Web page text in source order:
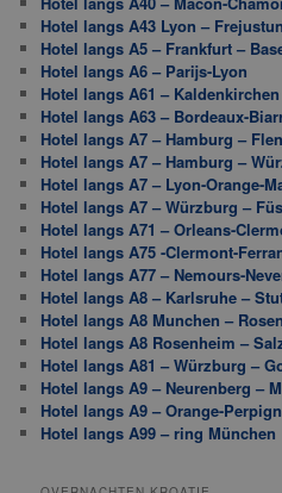
Hotel langs A43 Lyon –
Hotel langs A5 – Frankfurt –
Hotel langs A6 – Parijs-Lyon
Hotel langs A61 –
Hotel langs A63 – Bordeaux-
Hotel langs A7 – Hamburg –
Hotel langs A7 – Hamburg –
Hotel langs A7 – Lyon-Orange-
Hotel langs A7 – Würzburg –
Hotel langs A71 – Orleans-
Hotel langs A75 -Clermont-
Hotel langs A77 – Nemours-
Hotel langs A8 – Karlsruhe –
Hotel langs A8 Munchen –
Hotel langs A8 Rosenheim –
Hotel langs A81 – Würzburg –
Hotel langs A9 – Neurenberg –
Hotel langs A9 – Orange-
Hotel langs A99 – ring München